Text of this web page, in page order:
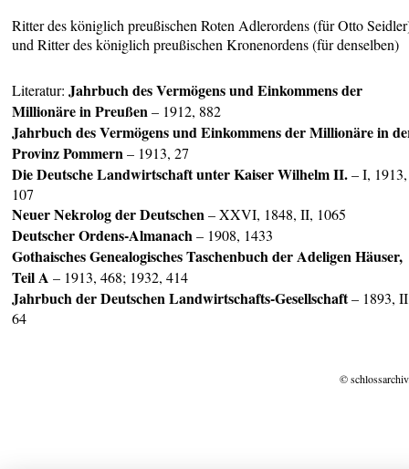
Ritter des königlich preußischen Roten Adlerordens (für Otto
und Ritter des königlich preußischen Kronenordens (für denselben)
Literatur:Jahrbuch des Vermögens und Einkommens der
Millionäre in Preußen – 1912, 882
Jahrbuch des Vermögens und Einkommens der Millionäre in
Provinz Pommern – 1913, 27
Die Deutsche Landwirtschaft unter Kaiser Wilhelm II.– I, 1913,
107
Neuer Nekrolog der Deutschen – XXVI, 1848, II, 1065
Deutscher Ordens-Almanach – 1908, 1433
Gothaisches Genealogisches Taschenbuch der Adeligen Häuser,
Teil A – 1913, 468; 1932, 414
Jahrbuch der Deutschen Landwirtschafts-Gesellschaft– 1893,
64
©